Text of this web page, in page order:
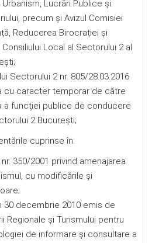
Lucrări Publice şi
precum şi Avizul Comisiei
Reducerea Birocrației și
Local al Sectorului 2 al
Sectorului 2 nr. 805/28.03.2016
cu caracter temporar de către
a funcţiei publice de conducere
2 Bucureşti;
cuprinse în:
350/2001 privind amenajarea
cu modificările și
30 decembrie 2010 emis de
Regionale şi Turismului pentru
de informare şi consultare a